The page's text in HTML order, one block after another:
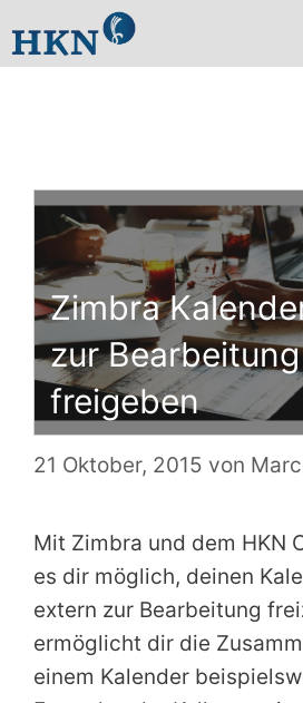
Inhalt
Zimbra
zur Bearbeitung
freigeben
21 Oktober, 2015 von
Mit Zimbra und dem HKN
es dir möglich, deinen
extern zur Bearbeitung
ermöglicht dir die
einem Kalender